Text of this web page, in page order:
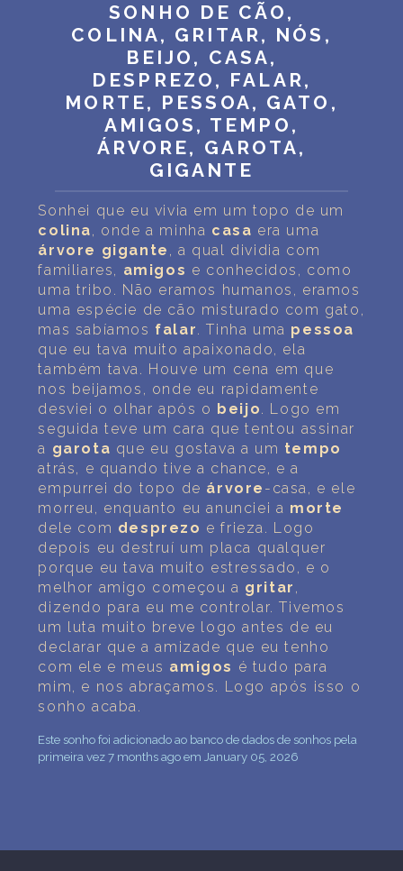
SONHO DE CÃO,
COLINA, GRITAR, NÓS,
BEIJO, CASA,
DESPREZO, FALAR,
MORTE, PESSOA, GATO,
AMIGOS, TEMPO,
ÁRVORE, GAROTA,
GIGANTE
Sonhei que eu vivia em um topo de um
colina, onde a minha casa era uma
árvore gigante , a qual dividia com
familiares, amigos e conhecidos, como
uma tribo. Não eramos humanos, eramos
uma espécie de cão misturado com gato,
mas sabíamos falar. Tinha uma pessoa
que eu tava muito apaixonado, ela
também tava. Houve um cena em que
nos beijamos, onde eu rapidamente
desviei o olhar após o beijo. Logo em
seguida teve um cara que tentou assinar
a garota que eu gostava a um tempo
atrás, e quando tive a chance, e a
empurrei do topo de árvore -casa, e ele
morreu, enquanto eu anunciei a morte
dele com desprezo e frieza. Logo
depois eu destruí um placa qualquer
porque eu tava muito estressado, e o
melhor amigo começou a gritar ,
dizendo para eu me controlar. Tivemos
um luta muito breve logo antes de eu
declarar que a amizade que eu tenho
com ele e meus amigos é tudo para
mim, e nos abraçamos. Logo após isso o
sonho acaba.
Este sonho foi adicionado ao banco de dados de sonhos pela
primeira vez 7 months ago em January 05, 2026